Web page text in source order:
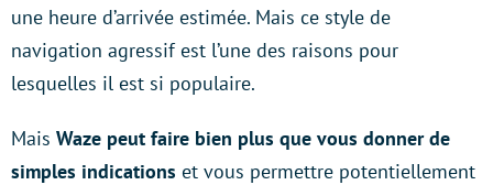
une heure d’arrivée estimée. Mais ce style de
navigation agressif est l’une des raisons pour
lesquelles il est si populaire.
Mais Waze peut faire bien plus que vous donner de
simples indications et vous permettre potentiellement